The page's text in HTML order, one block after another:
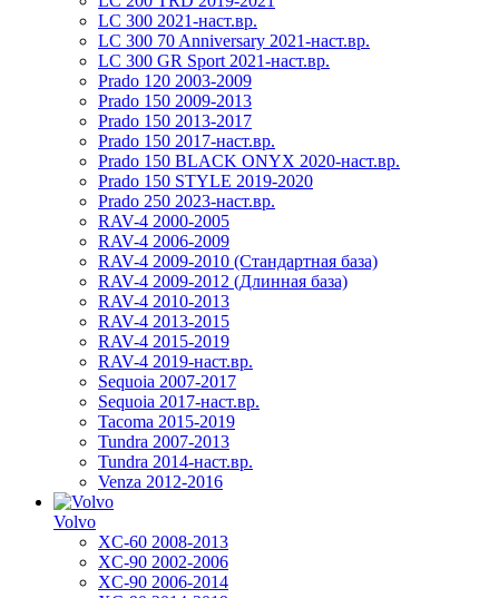
LC 300 2021-наст.вр.
LC 300 70 Anniversary 2021-наст.вр.
LC 300 GR Sport 2021-наст.вр.
Prado 120 2003-2009
Prado 150 2009-2013
Prado 150 2013-2017
Prado 150 2017-наст.вр.
Prado 150 BLACK ONYX 2020-наст.вр.
Prado 150 STYLE 2019-2020
Prado 250 2023-наст.вр.
RAV-4 2000-2005
RAV-4 2006-2009
RAV-4 2009-2010 (Стандартная база)
RAV-4 2009-2012 (Длинная база)
RAV-4 2010-2013
RAV-4 2013-2015
RAV-4 2015-2019
RAV-4 2019-наст.вр.
Sequoia 2007-2017
Sequoia 2017-наст.вр.
Tacoma 2015-2019
Tundra 2007-2013
Tundra 2014-наст.вр.
Venza 2012-2016
Volvo
XC-60 2008-2013
XC-90 2002-2006
XC-90 2006-2014